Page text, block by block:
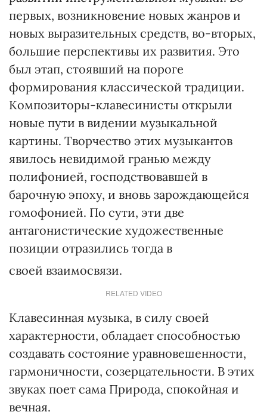
первых, возникновение новых жанров и
новых выразительных средств, во-вторых,
большие перспективы их развития. Это
был этап, стоявший на пороге
формирования классической традиции.
Композиторы-клавесинисты открыли
новые пути в видении музыкальной
картины. Творчество этих музыкантов
явилось невидимой гранью между
полифонией, господствовавшей в
барочную эпоху, и вновь зарождающейся
гомофонией. По сути, эти две
антагонистические художественные
позиции отразились тогда в
своей взаимосвязи.
RELATED VIDEO
Клавесинная музыка, в силу своей
характерности, обладает способностью
создавать состояние уравновешенности,
гармоничности, созерцательности. В этих
звуках поет сама Природа, спокойная и
вечная.